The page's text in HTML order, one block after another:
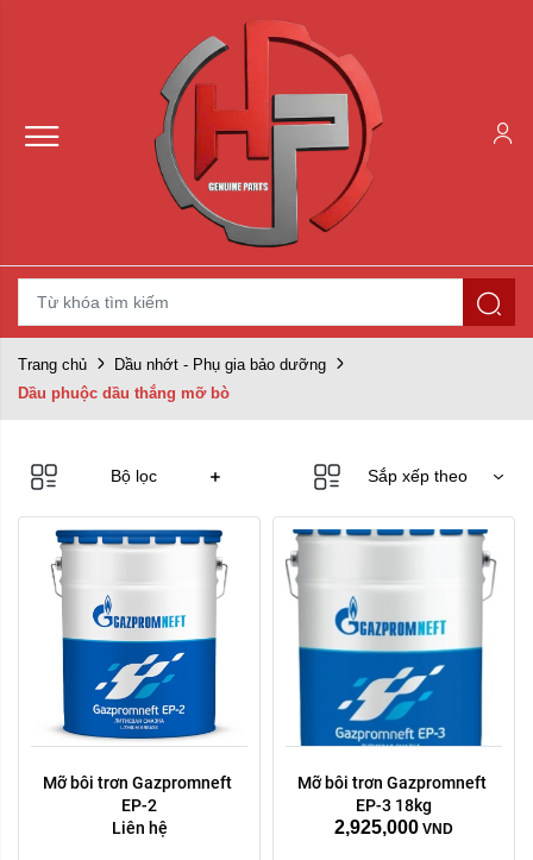
Trang chủ
Dầu nhớt - Phụ gia bảo dưỡng
Dầu phuộc dầu thắng mỡ bò
Bộ lọc Sắp xếp theo
Mỡ bôi trơn Gazpromneft
EP-2
Liên hệ
Mỡ bôi trơn Gazpromneft
EP-3 18kg
2,925,000 VND